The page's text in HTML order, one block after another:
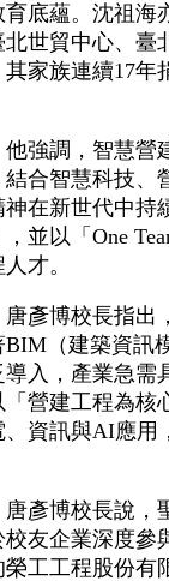
育底蘊。沈祖海
北世貿中心、臺
其家族連續17年
調，智慧營建
結合智慧科技、
神在新世代中持
，並以「One
才。
博校長指出，
BIM（建築資訊
導入，產業急需
「營建工程為核
、資訊與AI應用
博校長說，聖
校友企業深度參
榮工工程股份有